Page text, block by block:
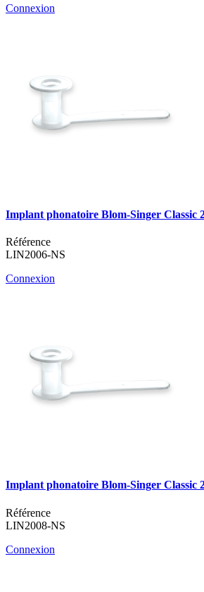
Connexion
Implant phonatoire Blom-Singer Classic
Référence
LIN2006-NS
Connexion
Implant phonatoire Blom-Singer Classic
Référence
LIN2008-NS
Connexion